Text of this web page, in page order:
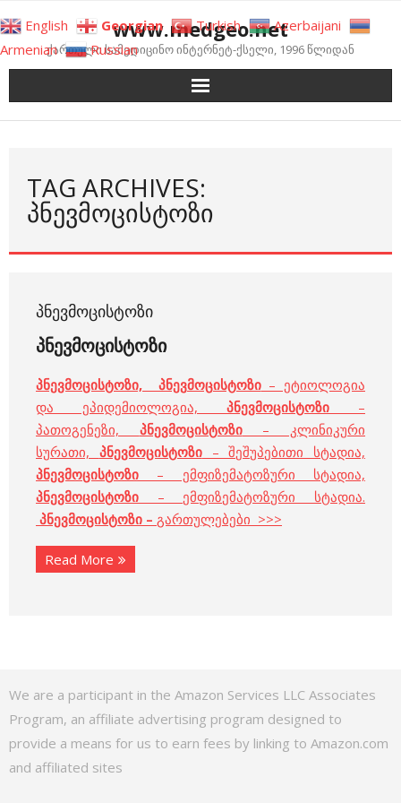
to
content
www.medgeo.net
ქართული სამედიცინო ინტერნეტ-ქსელი, 1996 წლიდან
TAG ARCHIVES:
ᲞᲜᲔᲕᲛᲝᲪᲘᲡᲢᲝᲖᲘ
ᲞᲜᲔᲕᲛᲝᲪᲘᲡᲢᲝᲖᲘ
პნევმოცისტოზი
პნევმოცისტოზი, პნევმოცისტოზი– ეტიოლოგია
და ეპიდემიოლოგია, პნევმოცისტოზი –
პათოგენეზი, პნევმოცისტოზი– კლინიკური
სურათი, პნევმოცისტოზი– შეშუპებითი სტადია,
პნევმოცისტოზი – ემფიზემატოზური სტადია,
პნევმოცისტოზი – ემფიზემატოზური სტადია.
პნევმოცისტოზი – გართულებები >>>
Read More
We are a participant in the Amazon Services LLC Associates
Program, an affiliate advertising program designed to
provide a means for us to earn fees by linking to Amazon.com
and affiliated sites
English Georgian Turkish
Azerbaijani
Armenian
Russian